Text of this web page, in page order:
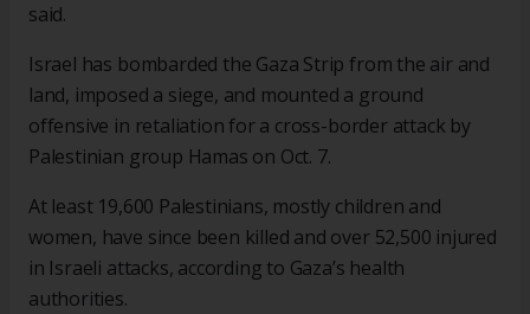
said.
Israel has bombarded the Gaza Strip from the air and
land, imposed a siege, and mounted a ground
offensive in retaliation for a cross-border attack by
Palestinian group Hamas on Oct. 7.
At least 19,600 Palestinians, mostly children and
women, have since been killed and over 52,500 injured
in Israeli attacks, according to Gaza’s health
authorities.